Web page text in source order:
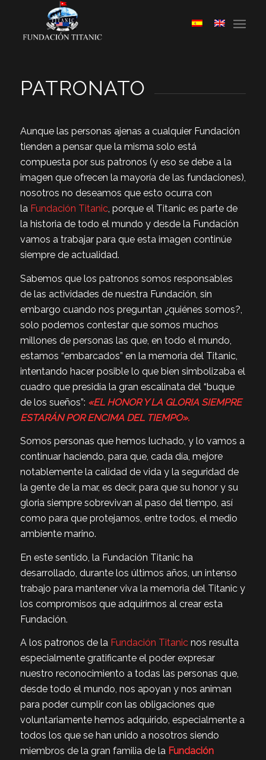
PATRONATO
Aunque las personas ajenas a cualquier Fundación
tienden a pensar que la misma solo está
compuesta por sus patronos (y eso se debe a la
imagen que ofrecen la mayoría de las fundaciones),
nosotros no deseamos que esto ocurra con
la Fundación Titanic, porque el Titanic es parte de
la historia de todo el mundo y desde la Fundación
vamos a trabajar para que esta imagen continúe
siempre de actualidad.
Sabemos que los patronos somos responsables
de las actividades de nuestra Fundación, sin
embargo cuando nos preguntan ¿quiénes somos?,
solo podemos contestar que somos muchos
millones de personas las que, en todo el mundo,
estamos “embarcados” en la memoria del Titanic,
intentando hacer posible lo que bien simbolizaba el
cuadro que presidía la gran escalinata del “buque
de los sueños”: «EL HONOR Y LA GLORIA SIEMPRE
ESTARÁN POR ENCIMA DEL TIEMPO».
Somos personas que hemos luchado, y lo vamos a
continuar haciendo, para que, cada día, mejore
notablemente la calidad de vida y la seguridad de
la gente de la mar, es decir, para que su honor y su
gloria siempre sobrevivan al paso del tiempo, así
como para que protejamos, entre todos, el medio
ambiente marino.
En este sentido, la Fundación Titanic ha
desarrollado, durante los últimos años, un intenso
trabajo para mantener viva la memoria del Titanic y
los compromisos que adquirimos al crear esta
Fundación.
A los patronos de la Fundación Titanicnos resulta
especialmente gratificante el poder expresar
nuestro reconocimiento a todas las personas que,
desde todo el mundo, nos apoyan y nos animan
para poder cumplir con las obligaciones que
voluntariamente hemos adquirido, especialmente a
todos los que se han unido a nosotros siendo
miembros de la gran familia de laFundación